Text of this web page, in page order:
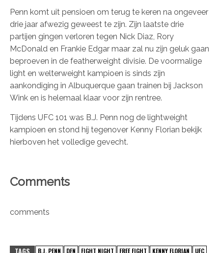
Penn komt uit pensioen om terug te keren na ongeveer
drie jaar afwezig geweest te zijn. Zijn laatste drie
partijen gingen verloren tegen Nick Diaz, Rory
McDonald en Frankie Edgar maar zal nu zijn geluk gaan
beproeven in de featherweight divisie. De voormalige
light en welterweight kampioen is sinds zijn
aankondiging in Albuquerque gaan trainen bij Jackson
Wink en is helemaal klaar voor zijn rentree.
Tijdens UFC 101 was B.J. Penn nog de lightweight
kampioen en stond hij tegenover Kenny Florian bekijk
hierboven het volledige gevecht.
Comments
comments
B.J. PENN DFN FIGHT NIGHT FREE FIGHT KENNY FLORIAN UFC